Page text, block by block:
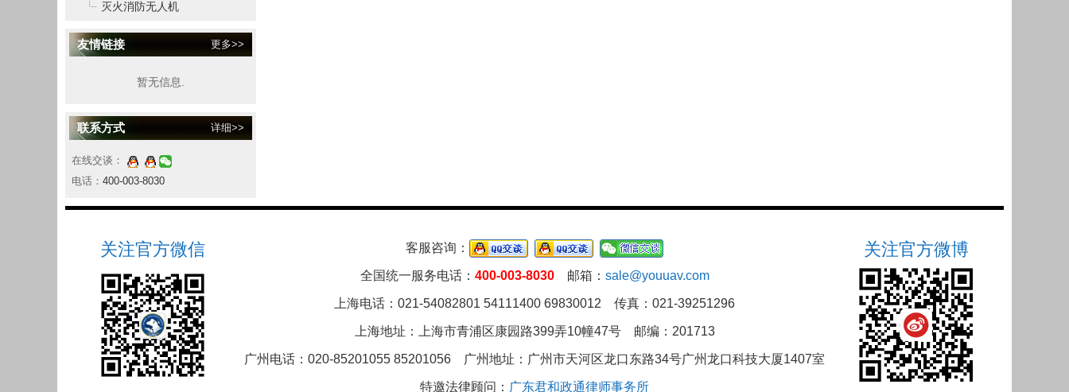
灭火消防无人机
友情链接 更多>>
暂无信息.
联系方式 详细>>
在线交谈：
电话： 400-003-8030
客服咨询：
全国统一服务电话： 400-003-8030邮箱： sale@youuav.com
上海电话：021-54082801 54111400 69830012 传真：021-39251296
上海地址：上海市青浦区康园路399弄10幢47号 邮编：201713
广州电话：020-85201055 85201056 广州地址： 广州市天河区龙口东路34号广州龙口科技大厦1407室
特邀法律顾问： 广东君和政通律师事务所
关注官方微信 关注官方微博